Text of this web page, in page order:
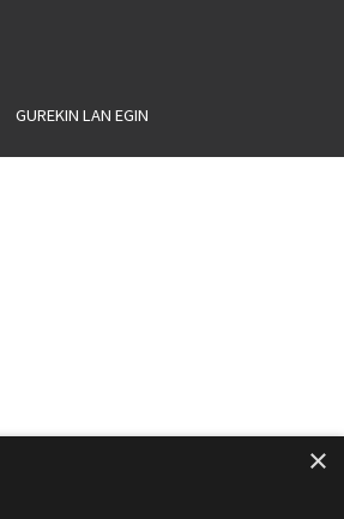
GUREKIN LAN EGIN
×